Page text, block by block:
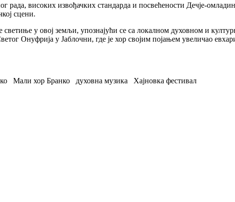
високих извођачких стандарда и посвећености Дечје-
сцени.
у овој земљи, упознајући се са локалном духовном и
Онуфрија у Јаблочни, где је хор својим појањем увеличао
Мали хор Бранко духовна музика
Хајновка фестивал